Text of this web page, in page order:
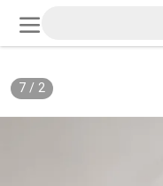
2
/
7